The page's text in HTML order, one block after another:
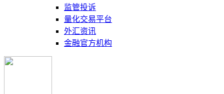
监管投诉
量化交易平台
外汇资讯
金融官方机构